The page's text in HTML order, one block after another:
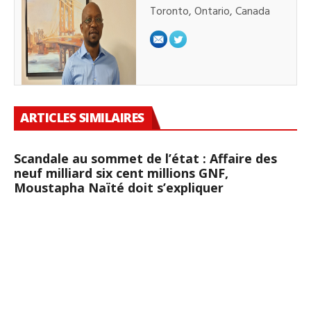
Toronto, Ontario, Canada
ARTICLES SIMILAIRES
Scandale au sommet de l’état : Affaire des
neuf milliard six cent millions GNF,
Moustapha Naïté doit s’expliquer